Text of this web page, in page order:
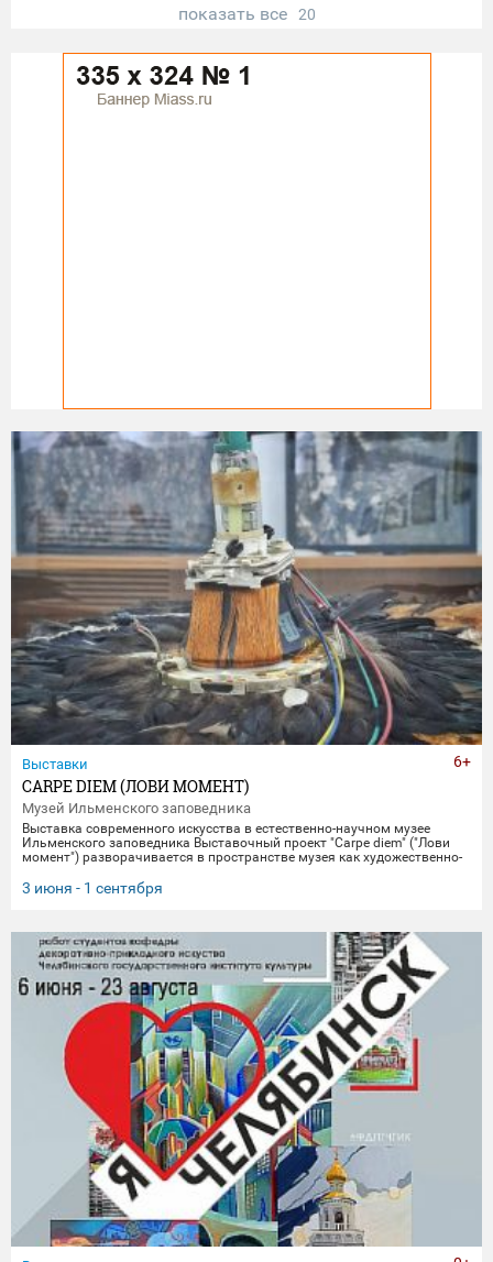
показать все 20
Выставки
CARPE DIEM (ЛОВИ МОМЕНТ)
Музей Ильменского заповедника
Выставка современного искусства в естественно-научном музее
Ильменского заповедника Выставочный проект "Carpe diem" ("Лови
момент") разворачивается в пространстве музея как художественно-
Включая в себя элементы био-арта, академической точности и
концептуального искусства, экспозиция предлагает зрителю
одновременно в далекое прошлое Земли и в её цифровое будущее.
Белое, изо
3 июня - 1 сентября
6+